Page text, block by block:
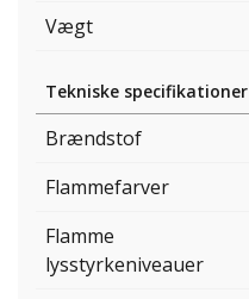
Vægt
Tekniske specifikationer
Brændstof
Flammefarver
Flamme
lysstyrkeniveauer